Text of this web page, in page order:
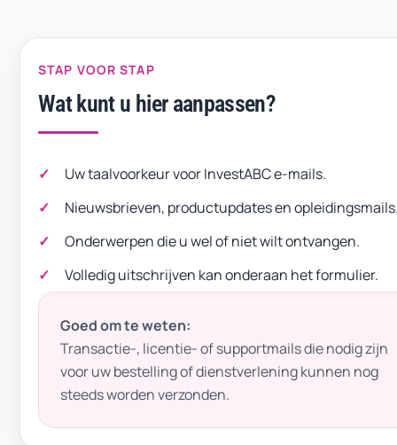
STAP VOOR STAP
Wat kunt u hier aanpassen?
Uw taalvoorkeur voor InvestABC e-mails.
Nieuwsbrieven, productupdates en
Onderwerpen die u wel of niet wilt ontvangen.
Volledig uitschrijven kan onderaan het formulier.
Goed om te weten:
Transactie-, licentie- of supportmails die nodig zijn
voor uw bestelling of dienstverlening kunnen nog
steeds worden verzonden.